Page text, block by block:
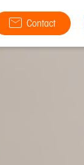
Contact